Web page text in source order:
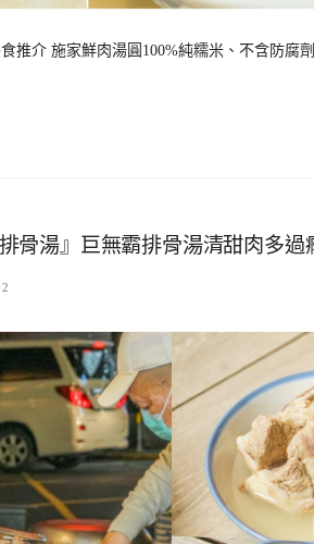
推介 施家鮮肉湯圓100%純糯米、不含防腐
骨湯』巨無霸排骨湯清甜肉多過